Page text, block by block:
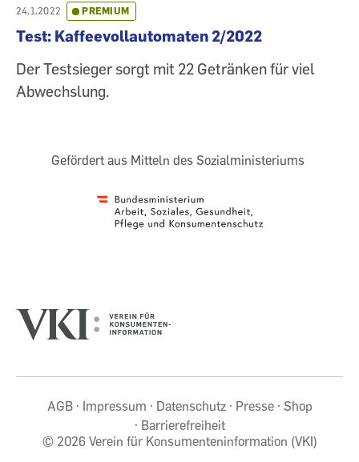
24.1.2022 PREMIUM
Test: Kaffeevollautomaten 2/2022
Der Testsieger sorgt mit 22 Getränken für viel
Abwechslung.
Gefördert aus Mitteln des Sozialministeriums
AGB Impressum Datenschutz Presse
Shop
Barrierefreiheit
© 2026 Verein für Konsumenteninformation (VKI)